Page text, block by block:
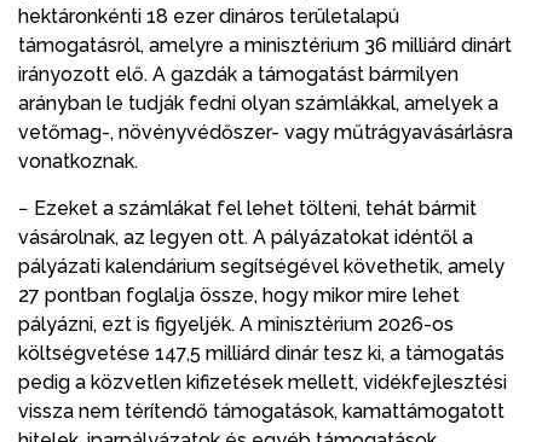
hektáronkénti 18 ezer dináros területalapú
támogatásról, amelyre a minisztérium 36 milliárd dinárt
irányozott elő. A gazdák a támogatást bármilyen
arányban le tudják fedni olyan számlákkal, amelyek a
vetőmag-, növényvédőszer- vagy műtrágyavásárlásra
vonatkoznak.
− Ezeket a számlákat fel lehet tölteni, tehát bármit
vásárolnak, az legyen ott. A pályázatokat idéntől a
pályázati kalendárium segítségével követhetik, amely
27 pontban foglalja össze, hogy mikor mire lehet
pályázni, ezt is figyeljék. A minisztérium 2026-os
költségvetése 147,5 milliárd dinár tesz ki, a támogatás
pedig a közvetlen kifizetések mellett, vidékfejlesztési
vissza nem térítendő támogatások, kamattámogatott